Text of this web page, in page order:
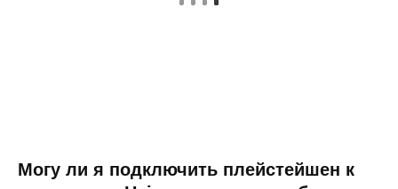
Могу ли я подключить плейстейшен к